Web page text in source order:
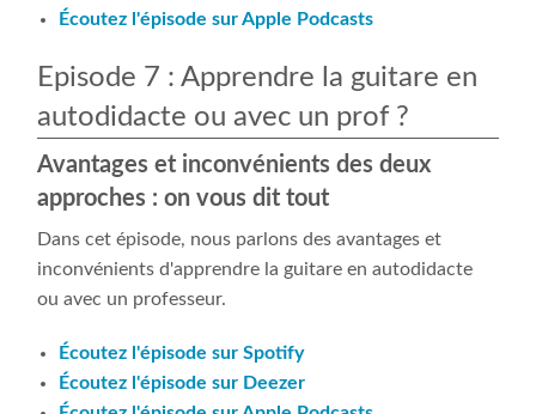
Écoutez l'épisode sur Apple Podcasts
Episode 7 : Apprendre la guitare en
autodidacte ou avec un prof ?
Avantages et inconvénients des deux
approches : on vous dit tout
Dans cet épisode, nous parlons des avantages et
inconvénients d'apprendre la guitare en autodidacte
ou avec un professeur.
Écoutez l'épisode sur Spotify
Écoutez l'épisode sur Deezer